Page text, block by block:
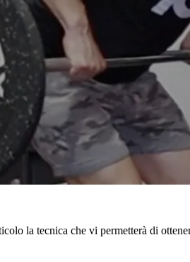
la tecnica che vi permetterà di